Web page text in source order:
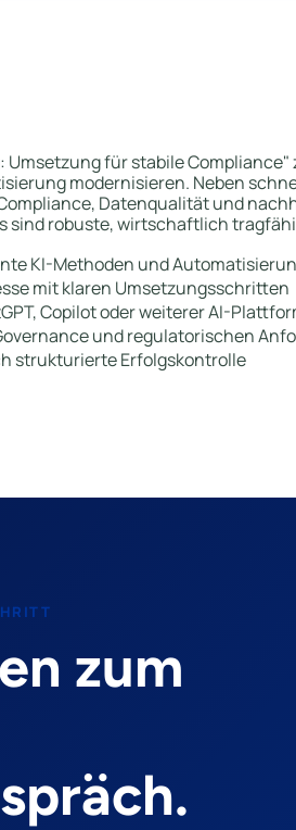
für stabile Compliance"
modernisieren. Neben
Datenqualität und
sind robuste, wirtschaftlich
KI-Methoden und
mit klaren Umsetzungsschritten
Copilot oder weiterer AI-
und regulatorischen
strukturierte Erfolgskontrolle
zum